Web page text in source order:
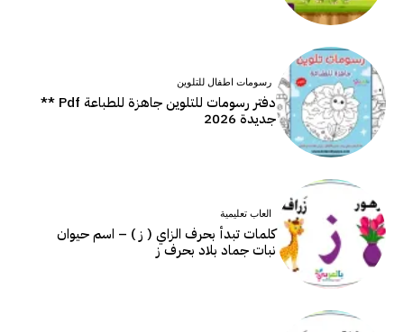
رسومات اطفال للتلوين
دفتر رسومات للتلوين جاهزة للطباعة Pdf **
جديدة 2026
العاب تعليمية
كلمات تبدأ بحرف الزاي ( ز ) – اسم حيوان
نبات جماد بلاد بحرف ز